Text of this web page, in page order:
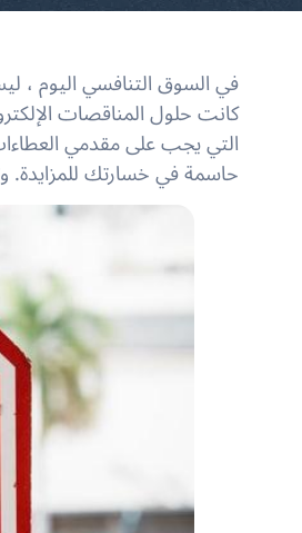
في السوق التنافسي اليوم ،
كانت حلول المناقصات
التي يجب على مقدمي
حاسمة في خسارتك